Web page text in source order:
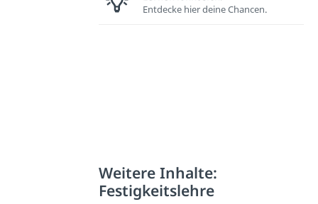
Entdecke hier deine Chancen.
Weitere Inhalte:
Festigkeitslehre